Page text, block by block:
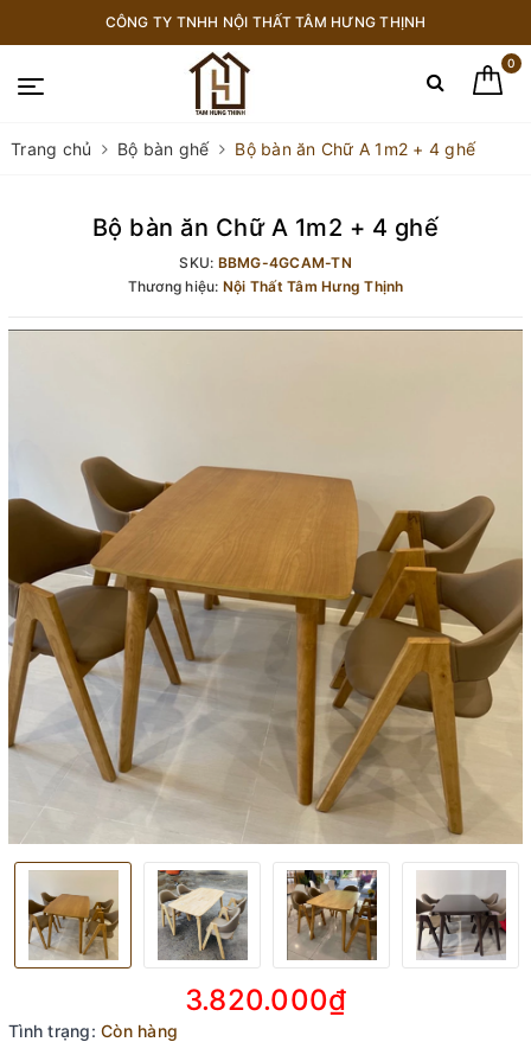
CÔNG TY TNHH NỘI THẤT TÂM HƯNG THỊNH
0
Trang chủ Bộ bàn ghế Bộ bàn ăn Chữ A 1m2 + 4 ghế
Bộ bàn ăn Chữ A 1m2 + 4 ghế
SKU: BBMG-4GCAM-TN
Thương hiệu: Nội Thất Tâm Hưng Thịnh
3.820.000₫
Tình trạng: Còn hàng